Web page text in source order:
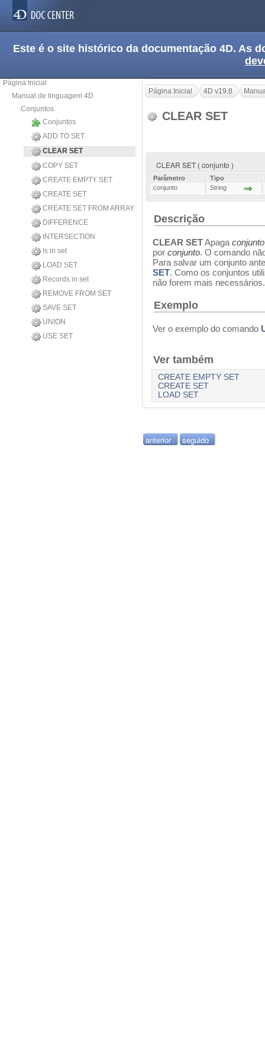
Este é o site histórico da documentação 4D. As
Página Inicial
Manual de linguagem 4D
Conjuntos
Conjuntos
ADD TO SET
CLEAR SET
COPY SET
CREATE EMPTY SET
CREATE SET
CREATE SET FROM ARRAY
DIFFERENCE
INTERSECTION
Is in set
LOAD SET
Records in set
REMOVE FROM SET
SAVE SET
UNION
USE SET
Página Inicial 4D v19.8
CLEAR SET
CLEAR SET ( conjunto )
Parâmetro
Tipo
conjunto
String
Descrição
CLEAR SETApagaconjunto
por conjunto. O comando
Para salvar um conjunto
SET. Como os conjuntos
não forem mais necessários.
Exemplo
Ver o exemplo do comando
Ver também
CREATE EMPTY SET
CREATE SET
LOAD SET
anterior seguido